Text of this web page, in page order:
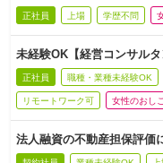
正社員 上場 学歴不問
未経験OK【経営コンサル
正社員 職種・業種未経験OK
リモートワーク可 女性のおし
法人融資の不動産担保評価